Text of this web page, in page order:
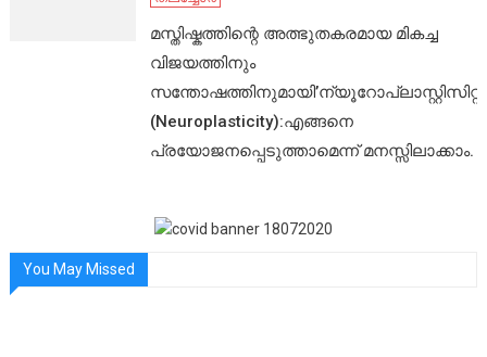
മസ്തിഷ്കത്തിന്റെ അത്ഭുതകരമായ മികച്ച
വിജയത്തിനും
സന്തോഷത്തിനുമായി’ന്യൂറോപ്ലാസ്റ്റിസിറ്റി’
(Neuroplasticity):എങ്ങനെ
പ്രയോജനപ്പെടുത്താമെന്ന് മനസ്സിലാക്കാം.
You May Missed